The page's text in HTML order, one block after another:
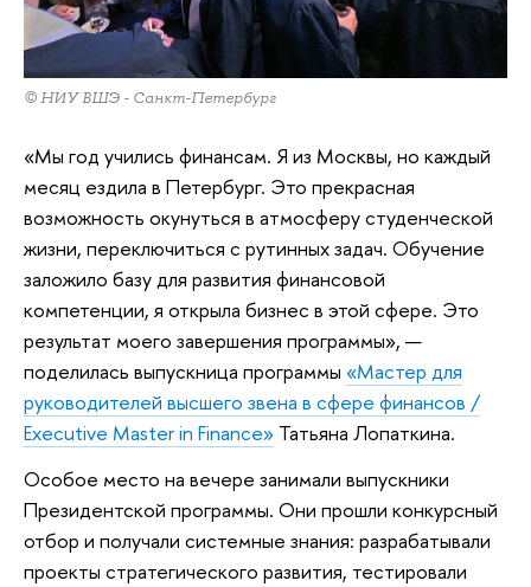
© НИУ ВШЭ - Санкт-Петербург
«Мы год учились финансам. Я из Москвы, но каждый
месяц ездила в Петербург. Это прекрасная
возможность окунуться в атмосферу студенческой
жизни, переключиться с рутинных задач. Обучение
заложило базу для развития финансовой
компетенции, я открыла бизнес в этой сфере. Это
результат моего завершения программы», —
поделилась выпускница программы «Мастер для
руководителей высшего звена в сфере финансов /
Executive Master in Finance» Татьяна Лопаткина.
Особое место на вечере занимали выпускники
Президентской программы. Они прошли конкурсный
отбор и получали системные знания: разрабатывали
проекты стратегического развития, тестировали